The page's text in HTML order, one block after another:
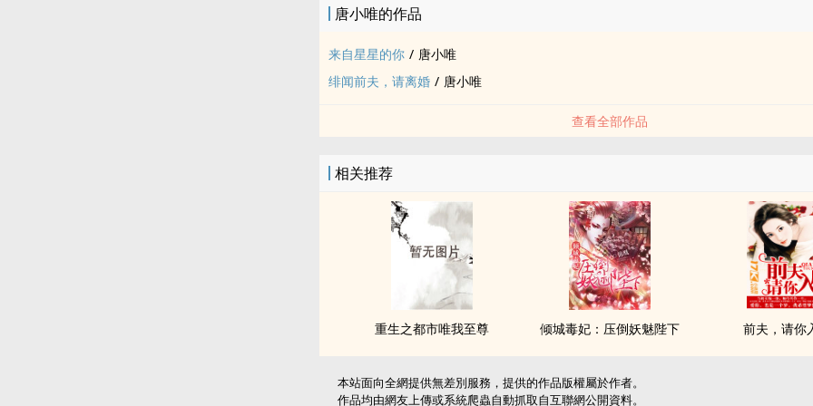
唐小唯的作品
来自星星的你 / 唐小唯
绯闻前夫，请离婚 / 唐小唯
查看全部作品
相关推荐
重生之都市唯我至尊 倾城毒妃：压倒妖魅陛下 前夫，请你
本站面向全網提供無差別服務，提供的作品版權屬於作者。
作品均由網友上傳或系統爬蟲自動抓取自互聯網公開資料。